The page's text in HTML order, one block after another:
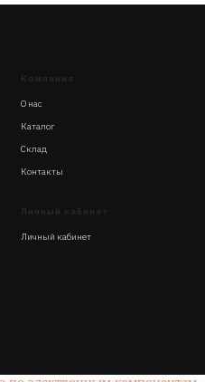
Компания
О нас
Каталог
Склад
Контакты
Личный кабинет
Личный кабинет